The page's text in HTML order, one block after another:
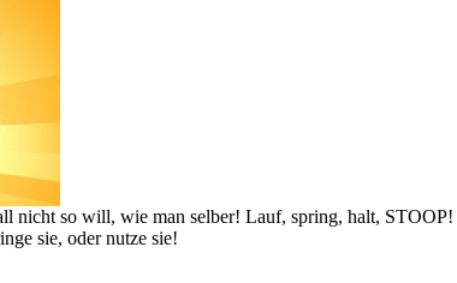
so will, wie man selber! Lauf, spring, halt,
sie, oder nutze sie!